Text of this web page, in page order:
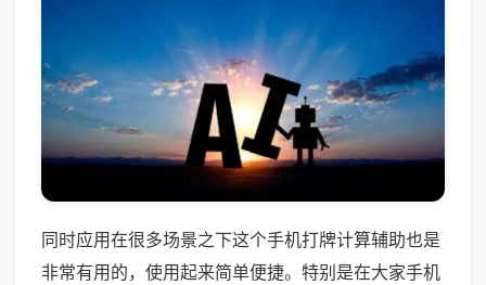
同时应用在很多场景之下这个手机打牌计算辅助也是
非常有用的，使用起来简单便捷。特别是在大家手机